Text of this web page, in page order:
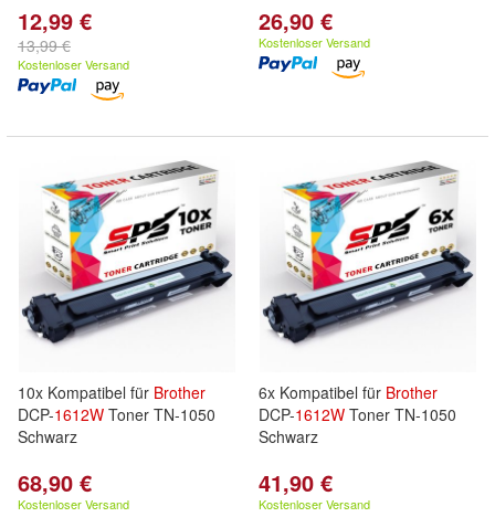
12,99 €
13,99 €
Kostenloser Versand
26,90 €
Kostenloser Versand
10x Kompatibel für Brother
DCP-1612W Toner TN-1050
Schwarz
68,90 €
Kostenloser Versand
6x Kompatibel für Brother
DCP-1612W Toner TN-1050
Schwarz
41,90 €
Kostenloser Versand